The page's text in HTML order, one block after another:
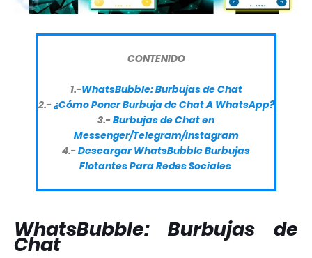
CONTENIDO
1.-WhatsBubble: Burbujas de Chat
2.-¿Cómo Poner Burbuja de Chat A WhatsApp?
3.-Burbujas de Chat en
Messenger/Telegram/Instagram
4.-DescargarWhatsBubble Burbujas
Flotantes Para Redes Sociales
WhatsBubble: Burbujas de
Chat